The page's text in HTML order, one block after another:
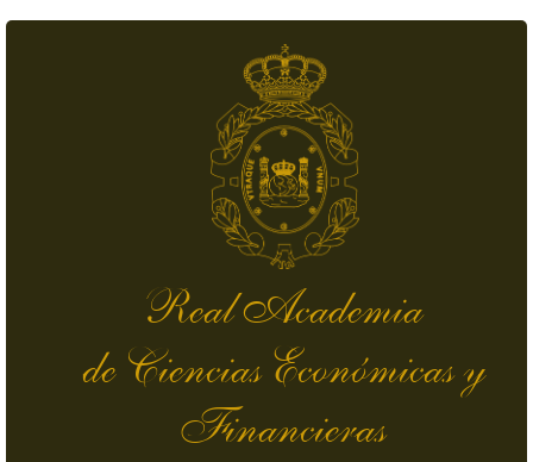
Real Academia
de Ciencias Económicas y
Financieras